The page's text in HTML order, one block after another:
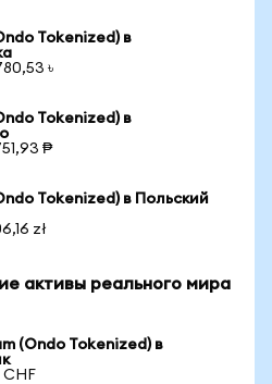
Tokenized) в
৳
Tokenized) в
₱
Tokenized) в Польский
zł
активы реального мира
(Ondo Tokenized) в
CHF